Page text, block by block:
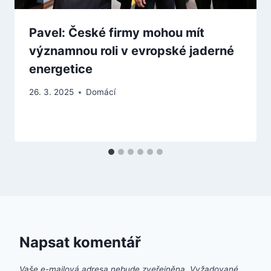
Pavel: České firmy mohou mít
významnou roli v evropské jaderné
energetice
26. 3. 2025 Domácí
Napsat komentář
Vaše e-mailová adresa nebude zveřejněna. Vyžadované